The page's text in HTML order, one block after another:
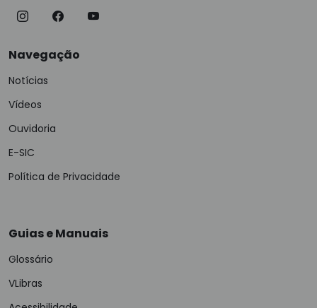
Navegação
Notícias
Vídeos
Ouvidoria
E-SIC
Política de Privacidade
Guias e Manuais
Glossário
VLibras